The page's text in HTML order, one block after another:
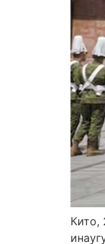
Кито,